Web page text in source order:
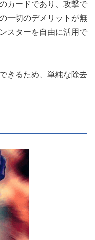
カードであり、攻撃で
一切のデメリットが無
スターを自由に活用で
きるため、単純な除去